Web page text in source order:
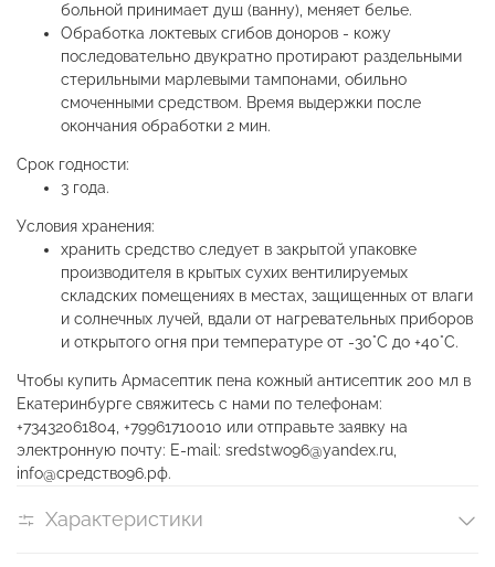
больной принимает душ (ванну), меняет белье.
Обработка локтевых сгибов доноров - кожу
последовательно двукратно протирают раздельными
стерильными марлевыми тампонами, обильно
смоченными средством. Время выдержки после
окончания обработки 2 мин.
Срок годности:
3 года.
Условия хранения:
хранить средство следует в закрытой упаковке
производителя в крытых сухих вентилируемых
складских помещениях в местах, защищенных от влаги
и солнечных лучей, вдали от нагревательных приборов
и открытого огня при температуре от -30°С до +40°С.
Чтобы купить Армасептик пена кожный антисептик 200 мл в
Екатеринбурге свяжитесь с нами по телефонам:
+73432061804, +79961710010 или отправьте заявку на
электронную почту: E-mail: sredstwo96@yandex.ru,
info@средство96.рф.
Характеристики